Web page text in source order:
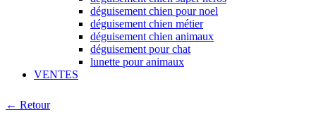
déguisement chien pour noel
déguisement chien métier
déguisement chien animaux
déguisement pour chat
lunette pour animaux
VENTES
← Retour